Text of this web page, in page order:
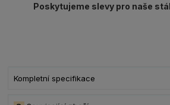
Poskytujeme slevy pro naše
Kompletní specifikace